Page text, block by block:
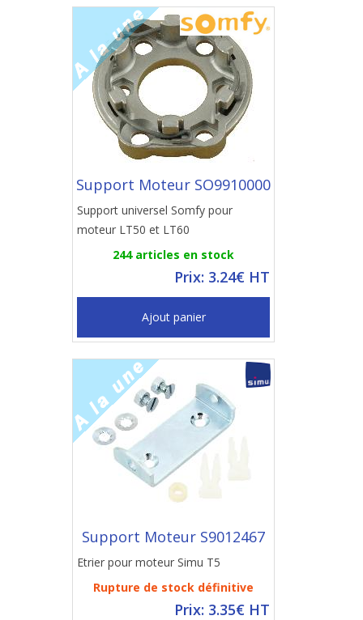
Support Moteur SO9910000
Support universel Somfy pour
moteur LT50 et LT60
244 articles en stock
Prix: 3.24€ HT
Ajout panier
Support Moteur S9012467
Etrier pour moteur Simu T5
Rupture de stock définitive
Prix: 3.35€ HT